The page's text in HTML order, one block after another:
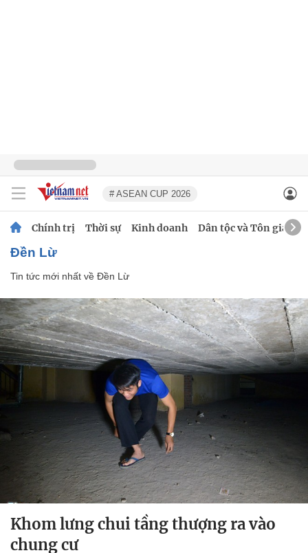
# ASEAN CUP 2026
Chính trị Thời sự Kinh doanh Dân tộc và Tôn giáo
Đền Lừ
Tin tức mới nhất về Đền Lừ
Khom lưng chui tầng thượng ra vào
chung cư